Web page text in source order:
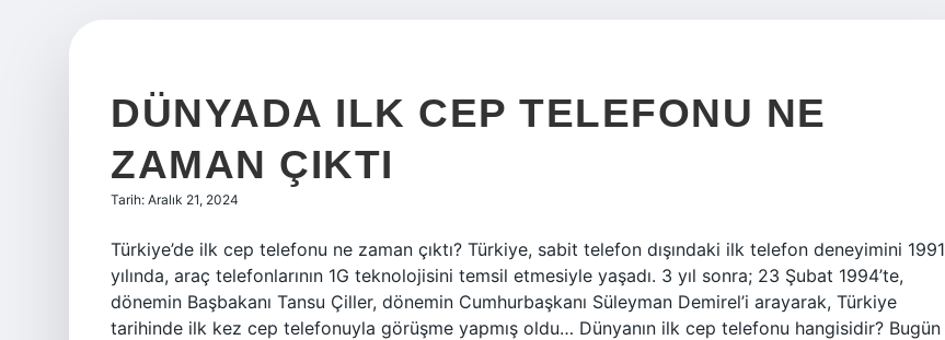
DÜNYADA ILK CEP TELEFONU NE
ZAMAN ÇIKTI
Tarih: Aralık 21, 2024
Türkiye’de ilk cep telefonu ne zaman çıktı? Türkiye, sabit telefon dışındaki ilk telefon deneyimini 1991
yılında, araç telefonlarının 1G teknolojisini temsil etmesiyle yaşadı. 3 yıl sonra; 23 Şubat 1994’te,
dönemin Başbakanı Tansu Çiller, dönemin Cumhurbaşkanı Süleyman Demirel’i arayarak, Türkiye
tarihinde ilk kez cep telefonuyla görüşme yapmış oldu… Dünyanın ilk cep telefonu hangisidir? Bugün